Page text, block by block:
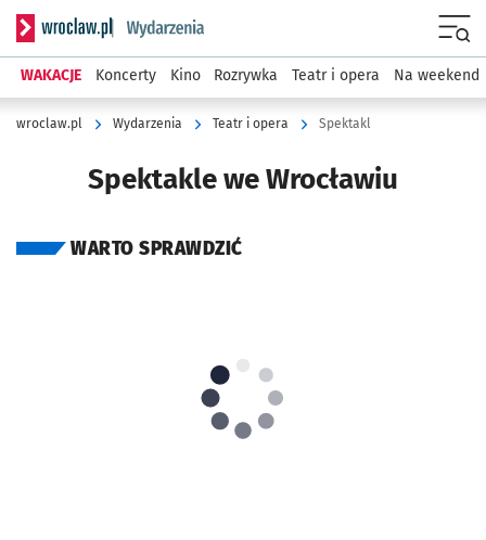
Serwis informacyjny wroclaw.pl podserwis: Wydarzenia
WAKACJE Koncerty Kino Rozrywka Teatr i opera Na weekend
wroclaw.pl Wydarzenia Teatr i opera Spektakl
Spektakle we Wrocławiu
WARTO SPRAWDZIĆ